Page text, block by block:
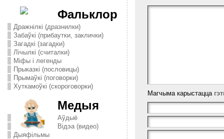
Фальклор
Дражнілкі (дразнилки)
Забаўкі (прибаутки, заклички)
Загадкі (загадки)
Лічылкі (считалки)
Міфы і легенды
Прыказкі (пословицы)
Прымаўкі (поговорки)
Хуткамоўкі (скороговорки)
Медыя
Аўдыё
Відэа (видео)
Дыяфільмы
Магчыма карыстацца